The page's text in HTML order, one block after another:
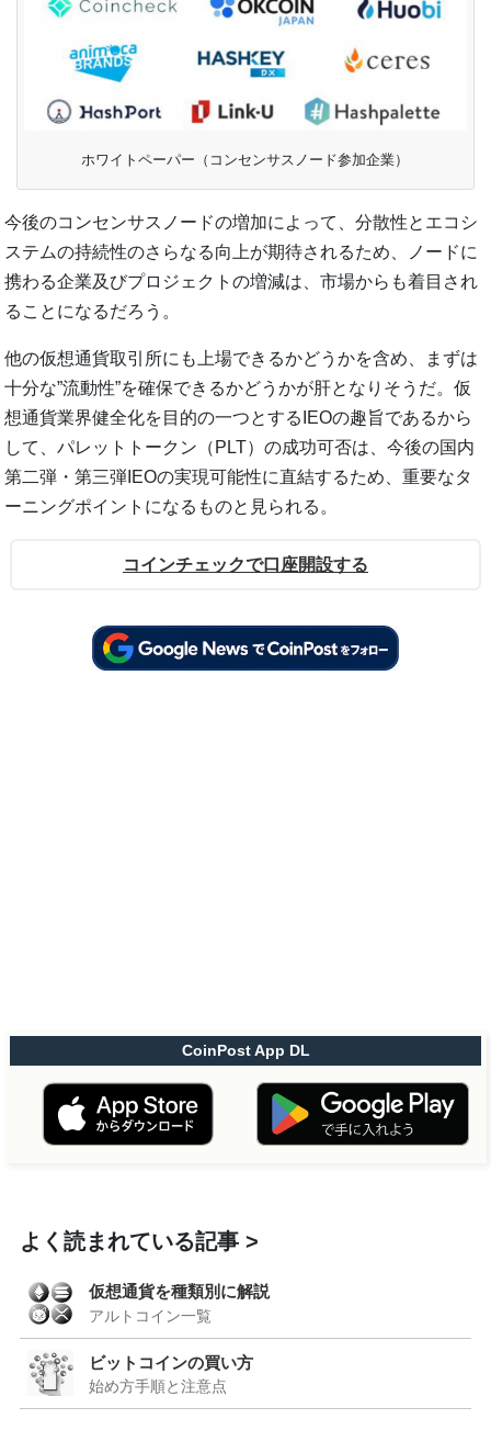
ホワイトペーパー（コンセンサスノード参加企業）
今後のコンセンサスノードの増加によって、分散性とエコシ
ステムの持続性のさらなる向上が期待されるため、ノードに
携わる企業及びプロジェクトの増減は、市場からも着目され
ることになるだろう。
他の仮想通貨取引所にも上場できるかどうかを含め、まずは
十分な”流動性”を確保できるかどうかが肝となりそうだ。仮
想通貨業界健全化を目的の一つとするIEOの趣旨であるから
して、パレットトークン（PLT）の成功可否は、今後の国内
第二弾・第三弾IEOの実現可能性に直結するため、重要なタ
ーニングポイントになるものと見られる。
コインチェックで口座開設する
CoinPost App DL
よく読まれている記事
仮想通貨を種類別に解説
アルトコイン一覧
ビットコインの買い方
始め方手順と注意点